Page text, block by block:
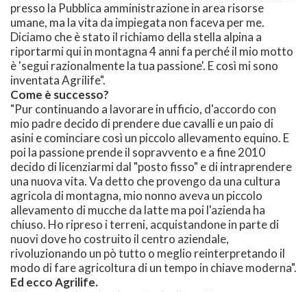
presso la Pubblica amministrazione in area risorse
umane, ma la vita da impiegata non faceva per me.
Diciamo che è stato il richiamo della stella alpina a
riportarmi qui in montagna 4 anni fa perché il mio motto
è 'segui razionalmente la tua passione'. E così mi sono
inventata Agrilife".
Come è successo?
"Pur continuando a lavorare in ufficio, d'accordo con
mio padre decido di prendere due cavalli e un paio di
asini e cominciare così un piccolo allevamento equino. E
poi la passione prende il sopravvento e a fine 2010
decido di licenziarmi dal "posto fisso" e di intraprendere
una nuova vita. Va detto che provengo da una cultura
agricola di montagna, mio nonno aveva un piccolo
allevamento di mucche da latte ma poi l'azienda ha
chiuso. Ho ripreso i terreni, acquistandone in parte di
nuovi dove ho costruito il centro aziendale,
rivoluzionando un pò tutto o meglio reinterpretando il
modo di fare agricoltura di un tempo in chiave moderna".
Ed ecco Agrilife.